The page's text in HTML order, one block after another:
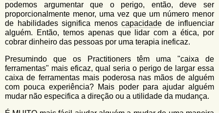
podemos argumentar que o perigo, então, deve ser
proporcionalmente menor, uma vez que um número menor
de habilidades significa menos capacidade de influenciar
alguém. Então, temos apenas que lidar com a ética, por
cobrar dinheiro das pessoas por uma terapia ineficaz.
Presumindo que os Practitioners têm uma "caixa de
ferramentas" mais eficaz, qual seria o perigo de largar essa
caixa de ferramentas mais poderosa nas mãos de alguém
com pouca experiência? Mais poder para ajudar alguém
mudar não especifica a direção ou a utilidade da mudança.